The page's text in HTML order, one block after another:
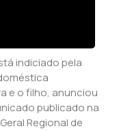
indiciado pela
e o filho, anunciou
publicado na
Regional de